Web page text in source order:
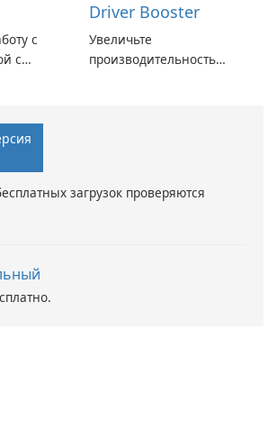
с
с
Driver Booster
Увеличьте
производительность
загрузок проверяются